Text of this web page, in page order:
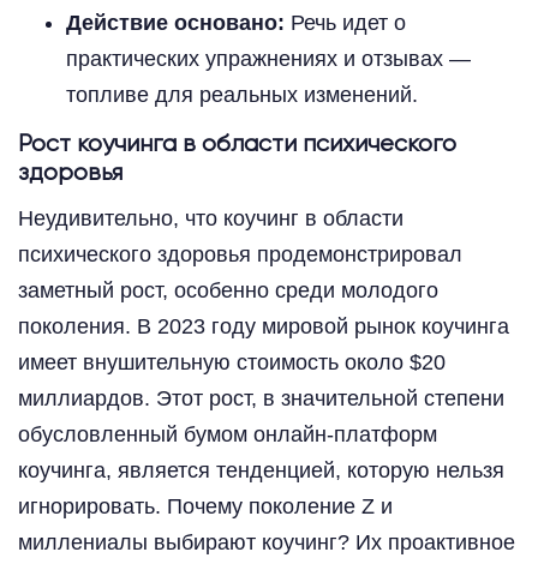
Действие основано: Речь идет о
практических упражнениях и отзывах —
топливе для реальных изменений.
Рост коучинга в области психического
здоровья
Неудивительно, что коучинг в области
психического здоровья продемонстрировал
заметный рост, особенно среди молодого
поколения. В 2023 году мировой рынок коучинга
имеет внушительную стоимость около $20
миллиардов. Этот рост, в значительной степени
обусловленный бумом онлайн-платформ
коучинга, является тенденцией, которую нельзя
игнорировать. Почему поколение Z и
миллениалы выбирают коучинг? Их проактивное